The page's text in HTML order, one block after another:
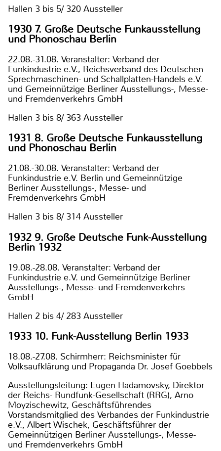
Hallen 3 bis 5/ 320 Aussteller
1930 7. Große Deutsche Funkausstellung
und Phonoschau Berlin
22.08.-31.08. Veranstalter: Verband der
Funkindustrie e.V., Reichsverband des Deutschen
Sprechmaschinen- und Schallplatten-Handels e.V.
und Gemeinnützige Berliner Ausstellungs-, Messe-
und Fremdenverkehrs GmbH
Hallen 3 bis 8/ 363 Aussteller
1931 8. Große Deutsche Funkausstellung
und Phonoschau Berlin
21.08.-30.08. Veranstalter: Verband der
Funkindustrie e.V. Berlin und Gemeinnützige
Berliner Ausstellungs-, Messe- und
Fremdenverkehrs GmbH
Hallen 3 bis 8/ 314 Aussteller
1932 9. Große Deutsche Funk-Ausstellung
Berlin 1932
19.08.-28.08. Veranstalter: Verband der
Funkindustrie e.V. und Gemeinnützige Berliner
Ausstellungs-, Messe- und Fremdenverkehrs
GmbH
Hallen 2 bis 4/ 283 Aussteller
1933 10. Funk-Ausstellung Berlin 1933
18.08.-27.08. Schirmherr: Reichsminister für
Volksaufklärung und Propaganda Dr. Josef Goebbels
Ausstellungsleitung: Eugen Hadamovsky, Direktor
der Reichs- Rundfunk-Gesellschaft (RRG), Arno
Moyzischewitz, Geschäftsführendes
Vorstandsmitglied des Verbandes der Funkindustrie
e.V., Albert Wischek, Geschäftsführer der
Gemeinnützigen Berliner Ausstellungs-, Messe-
und Fremdenverkehrs GmbH